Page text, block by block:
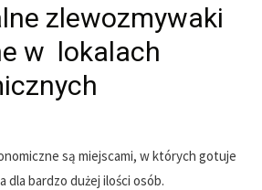
zlewozmywaki
w lokalach
są miejscami, w których gotuje
dla bardzo dużej ilości osób.